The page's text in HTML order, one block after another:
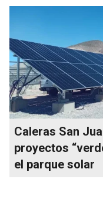
Caleras San
proyectos
el parque solar